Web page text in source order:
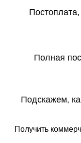
Полная
Подскажем,
Получить